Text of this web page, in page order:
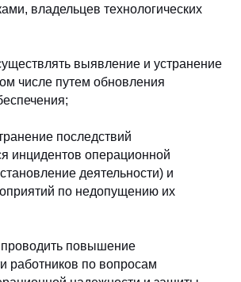
владельцев технологических
выявление и устранение
числе путем обновления
последствий
инцидентов операционной
деятельности) и
по недопущению их
повышение
работников по вопросам